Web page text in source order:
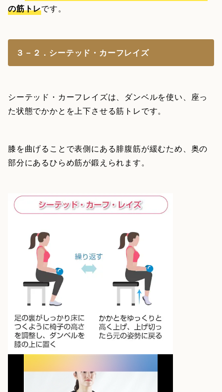
の筋トレです。
３－２．シーテッド・カーフレイズ
シーテッド・カーフレイズは、ダンベルを使い、座っ
た状態でかかとを上下させる筋トレです。
膝を曲げることで表側にある腓腹筋が緩むため、奥の
部分にあるひらめ筋が鍛えられます。